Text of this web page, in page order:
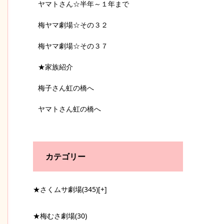
ヤマトさん☆半年～１年まで
梅ヤマ劇場☆その３２
梅ヤマ劇場☆その３７
★家族紹介
梅子さん虹の橋へ
ヤマトさん虹の橋へ
カテゴリー
★さくムサ劇場(345)[+]
★梅むさ劇場(30)